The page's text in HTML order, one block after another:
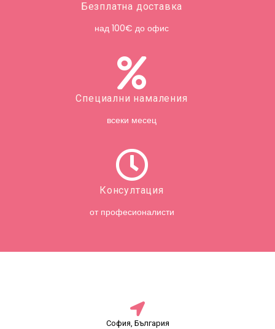
Безплатна доставка
над 100€ до офис
Специални намаления
всеки месец
Консултация
от професионалисти
София, България